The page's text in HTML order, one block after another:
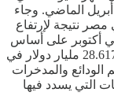
جنيه بنهاية أبريل الماضي. وجاء
مصر نتيجة لإرتفاع
البنوك التجارية بنسبة 1.9% في أكتوبر على أساس
شهري، إلى نحو 29.158 مليار دولار مقابل نحو 28.617 مليار دولار في
الودائع والمدخرات
التي يسدد فيها